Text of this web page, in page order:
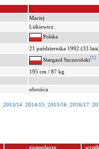
Maciej
Liśkiewicz
Polska
21 października 1992 (33
Stargard Szczeciński[1]
195 cm / 87 kg
obrońca
2013/14 2014/15 2015/16 2016/17
gospodarze
wynik